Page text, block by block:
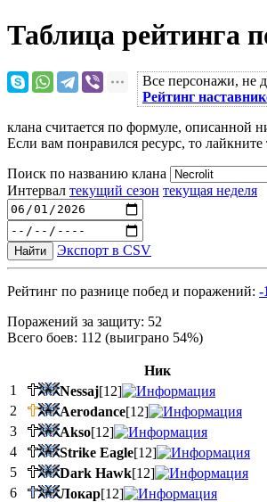
Таблица рейтинга
Все персонажи, не
Рейтинг
клана считается по формуле, описанной
Если вам понравился ресурс, то лайкните
Поиск по названию клана
Интервал текущий сезон текущая неделя
Найти Экспорт в CSV
Рейтинг по разнице побед и поражений: -
Поражений за защиту: 52
Всего боев: 112 (выиграно 54%)
Ник
1
Nessaj[12]
2
Aerodance[12]
3
Akso[12]
4
Strike Eagle[12]
5
Dark Hawk[12]
6
Локар[12]